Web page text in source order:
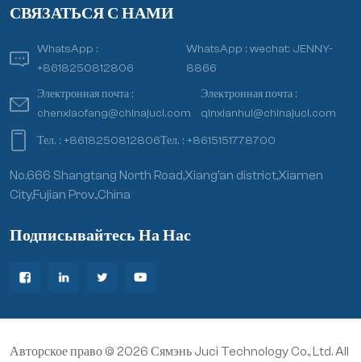
СВЯЗАТЬСЯ С НАМИ
WhatsApp :
+8618250812806
WhatsApp :wechat: JENNY-
8866
Электронная почта :
chenxiaofang@chinajuci.com
Электронная почта :
qinxianhui@chinajuci.com
Тел. :+8618250812806Тел. :+8615151778700
No.666 Shangtang North Road,Xiang’an district,Xiamen
City,Fujian Prov.,China
Подписывайтесь На Нас
Авторское право © 2026 Сямэнь Juci Technology Co., Ltd. All